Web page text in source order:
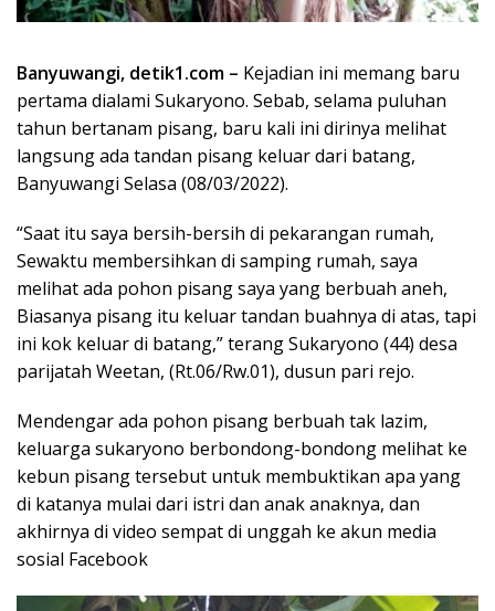
Banyuwangi, detik1.com – Kejadian ini memang baru
pertama dialami Sukaryono. Sebab, selama puluhan
tahun bertanam pisang, baru kali ini dirinya melihat
langsung ada tandan pisang keluar dari batang,
Banyuwangi Selasa (08/03/2022).
“Saat itu saya bersih-bersih di pekarangan rumah,
Sewaktu membersihkan di samping rumah, saya
melihat ada pohon pisang saya yang berbuah aneh,
Biasanya pisang itu keluar tandan buahnya di atas, tapi
ini kok keluar di batang,” terang Sukaryono (44) desa
parijatah Weetan, (Rt.06/Rw.01), dusun pari rejo.
Mendengar ada pohon pisang berbuah tak lazim,
keluarga sukaryono berbondong-bondong melihat ke
kebun pisang tersebut untuk membuktikan apa yang
di katanya mulai dari istri dan anak anaknya, dan
akhirnya di video sempat di unggah ke akun media
sosial Facebook